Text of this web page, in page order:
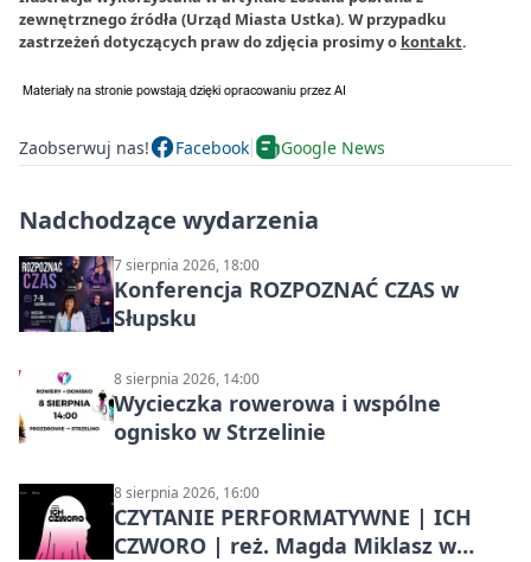
zewnętrznego źródła (Urząd Miasta Ustka). W przypadku
zastrzeżeń dotyczących praw do zdjęcia prosimy o kontakt.
Zaobserwuj nas! Facebook Google News
Nadchodzące wydarzenia
7 sierpnia 2026, 18:00
Konferencja ROZPOZNAĆ CZAS w
Słupsku
8 sierpnia 2026, 14:00
Wycieczka rowerowa i wspólne
ognisko w Strzelinie
8 sierpnia 2026, 16:00
CZYTANIE PERFORMATYWNE | ICH
CZWORO | reż. Magda Miklasz w